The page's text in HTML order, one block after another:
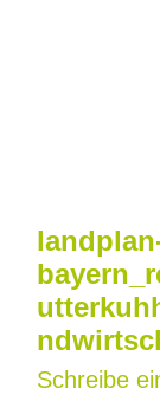
Schreibe